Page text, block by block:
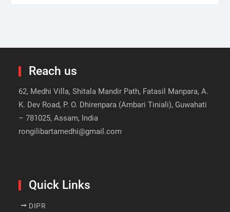
Reach us
62, Medhi Villa, Shitala Mandir Path, Fatasil Manpara, A.
K. Dev Road, P. O. Dhirenpara (Ambari Tiniali), Guwahati
– 781025, Assam, India
rongilibartamedhi@gmail.com
Quick Links
DIPR